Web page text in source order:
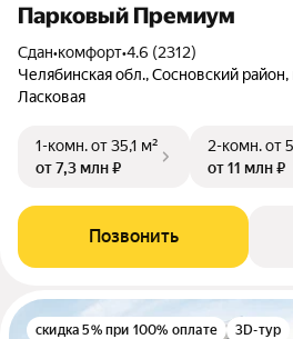
Парковый Премиум
Сдан•комфорт•4.6 (2312)
Челябинская обл., Сосновский
Ласковая
1-комн.от 35,1 м²
от 7,3 млн ₽
2-комн.от
от 11 млн ₽
Позвонить
скидка 5% при 100% оплате 3D-тур